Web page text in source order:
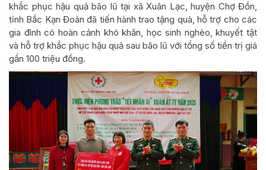
khắc phục hậu quả bão lũ tại xã Xuân Lạc, huyện Chợ Đồn,
tỉnh Bắc Kạn Đoàn đã tiến hành trao tặng quà, hỗ trợ cho các
gia đình có hoàn cảnh khó khăn, học sinh nghèo, khuyết tật
và hỗ trợ khắc phục hậu quả sau bão lũ với tổng số tiền trị giá
gần 100 triệu đồng.